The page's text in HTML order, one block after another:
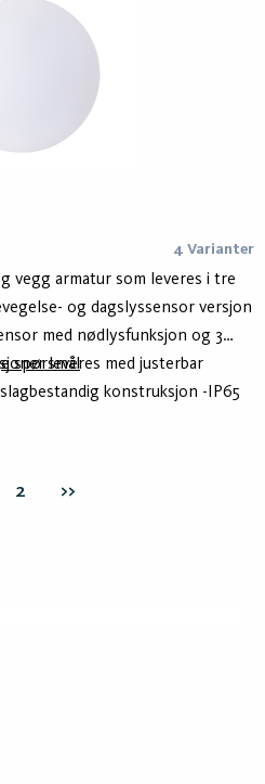
4 Varianter
vegg armatur som leveres i tre
og dagslyssensor versjon
med nødlysfunksjon og 3
leveres med justerbar
konstruksjon -IP65
spørsmål
2 >>